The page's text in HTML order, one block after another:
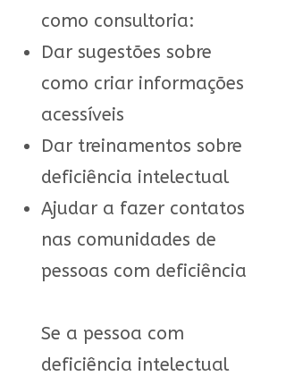
como consultoria:
Dar sugestões sobre
como criar informações
acessíveis
Dar treinamentos sobre
deficiência intelectual
Ajudar a fazer contatos
nas comunidades de
pessoas com deficiência
Se a pessoa com
deficiência intelectual